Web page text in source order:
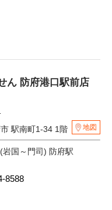
ん 防府港口駅前店
駅南町1-34 1階
地図
岩国～門司) 防府駅
8588